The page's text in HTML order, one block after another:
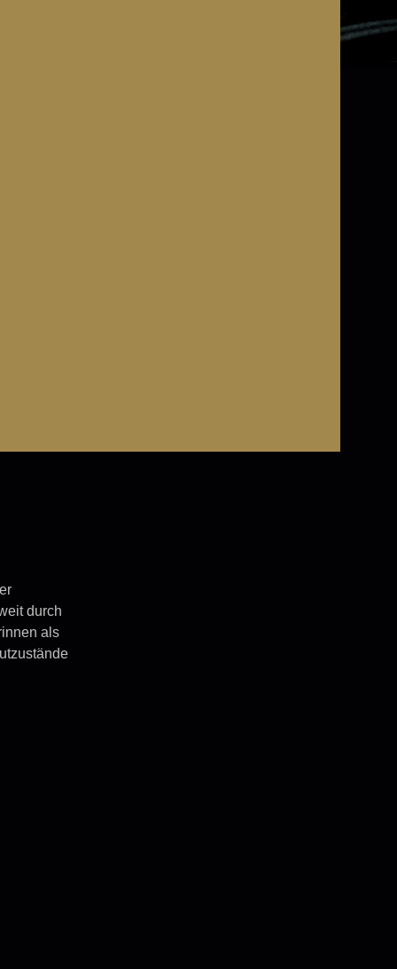
durch
als